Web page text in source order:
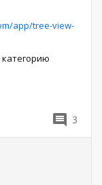
app/tree-view-
3